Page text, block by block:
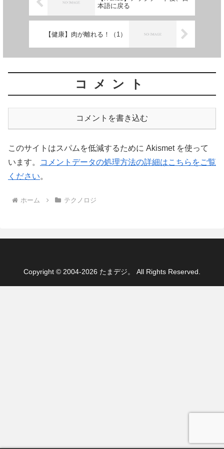
本語に戻る
【健康】肉が離れる！（1）
コメント
コメントを書き込む
このサイトはスパムを低減するために Akismet を使って
います。
コメントデータの処理方法の詳細はこちらをご覧
ください。
ホーム テクノロジ
Copyright © 2004-2026 たまデジ。 All Rights Reserved.